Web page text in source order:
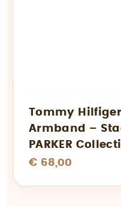
Tommy Hilfiger
Armband –
PARKER
€ 68,00